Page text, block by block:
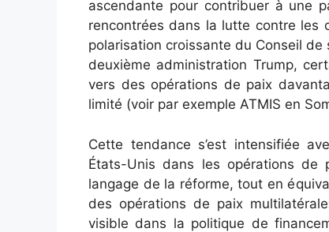
ascendante pour contribuer à une
rencontrées dans la lutte contre les
polarisation croissante du Conseil de
deuxième administration Trump,
vers des opérations de paix
limité (voir par exemple ATMIS en
Cette tendance s’est intensifiée
États-Unis dans les opérations
langage de la réforme, tout en
des opérations de paix
visible dans la politique de